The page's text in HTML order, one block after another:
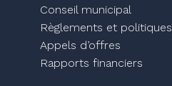
Conseil municipal
Règlements et politiques
Appels d’offres
Rapports financiers